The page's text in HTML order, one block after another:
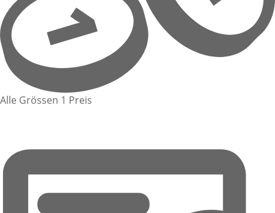
Alle Grössen 1 Preis